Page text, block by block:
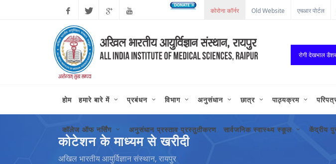
FacebookTwitter
Plus
कोरोना कॉर्नर Old Website एचआर पोर्टल
रोगी देखभाल
होम हमारे बारे में प्रबंधन विभाग अनुसंधान छात्र पाठ्यक्रम
कॉलेज ऑफ नर्सिंग अनुसंधान प्रस्ताव प्रस्तुतीकरण सार्वजनिक स्वास्थ्य स्कूल केंद्रीय
कोटेशन के माध्यम से खरीदी
अखिल भारतीय आयुर्विज्ञान संस्थान, रायपुर